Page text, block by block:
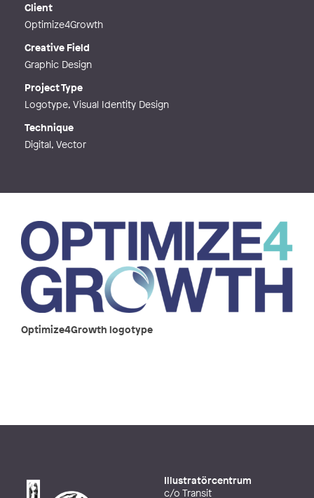
Web
Client
Optimize4Growth
Creative Field
Graphic Design
Project Type
Logotype, Visual Identity Design
Technique
Digital, Vector
Optimize4Growth logotype
Illustratörcentrum
c/o Transit